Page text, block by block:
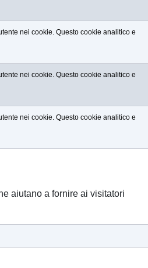
nei cookie. Questo cookie analitico e
nei cookie. Questo cookie analitico e
nei cookie. Questo cookie analitico e
aiutano a fornire ai visitatori